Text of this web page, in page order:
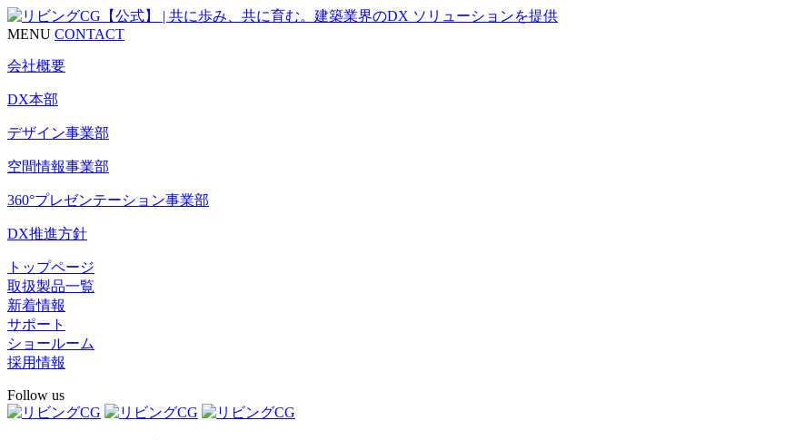
MENU CONTACT
会社概要
DX本部
デザイン事業部
空間情報事業部
360°プレゼンテーション事業部
DX推進方針
トップページ
取扱製品一覧
新着情報
サポート
ショールーム
採用情報
Follow us